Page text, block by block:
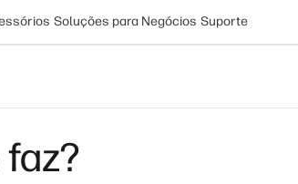
Soluções para Negócios Suporte